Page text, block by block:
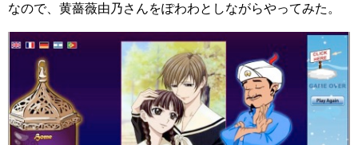
なので、黄薔薇由乃さんをぽわわとしながらやってみた。